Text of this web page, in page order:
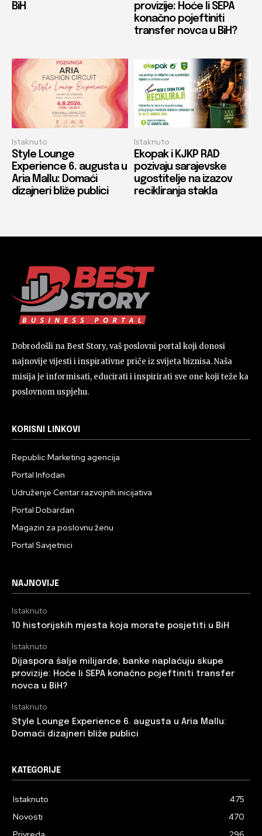
BiH
provizije: Hoće li SEPA
konačno pojeftiniti
transfer novca u BiH?
Istaknuto
Style Lounge
Experience 6. augusta u
Aria Mallu: Domaći
dizajneri bliže publici
Istaknuto
Ekopak i KJKP RAD
pozivaju sarajevske
ugostitelje na izazov
recikliranja stakla
Dobrodošli na Best Story, vaš poslovni portal koji donosi
najnovije vijesti i inspirativne priče iz svijeta biznisa. Naša
misija je informisati, educirati i inspirirati sve one koji teže ka
poslovnom uspjehu.
KORISNI LINKOVI
Republic Marketing agencija
Portal Infodan
Udruženje Centar razvojnih inicijativa
Portal Dobardan
Magazin za poslovnu ženu
Portal Savjetnici
NAJNOVIJE
Istaknuto
10 historijskih mjesta koja morate posjetiti u BiH
Istaknuto
Dijaspora šalje milijarde, banke naplaćuju skupe
provizije: Hoće li SEPA konačno pojeftiniti transfer
novca u BiH?
Istaknuto
Style Lounge Experience 6. augusta u Aria Mallu:
Domaći dizajneri bliže publici
KATEGORIJE
Istaknuto
475
Novosti
470